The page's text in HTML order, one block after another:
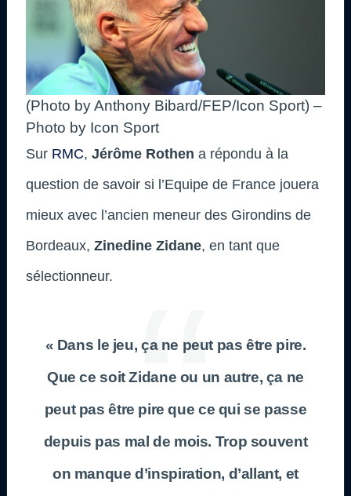
(Photo by Anthony Bibard/FEP/Icon Sport) –
Photo by Icon Sport
Sur RMC, Jérôme Rothen a répondu à la
question de savoir si l’Equipe de France jouera
mieux avec l’ancien meneur des Girondins de
Bordeaux, Zinedine Zidane, en tant que
sélectionneur.
« Dans le jeu, ça ne peut pas être pire.
Que ce soit Zidane ou un autre, ça ne
peut pas être pire que ce qui se passe
depuis pas mal de mois. Trop souvent
on manque d’inspiration, d’allant, et